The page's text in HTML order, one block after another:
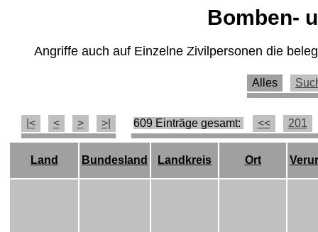
Bomben-
Angriffe auch auf Einzelne Zivilpersonen die
Alles
|< < > >| 609 Einträge gesamt: << 201
Land Bundesland Landkreis Ort